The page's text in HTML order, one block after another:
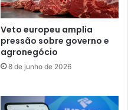
Veto europeu amplia
pressão sobre governo e
agronegócio
8 de junho de 2026